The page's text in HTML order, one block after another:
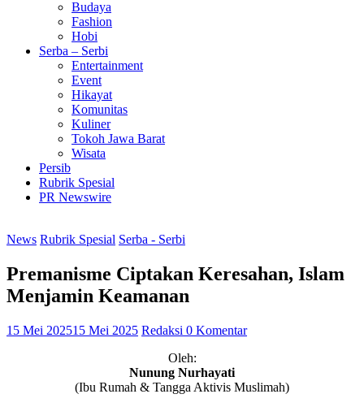
Budaya
Fashion
Hobi
Serba – Serbi
Entertainment
Event
Hikayat
Komunitas
Kuliner
Tokoh Jawa Barat
Wisata
Persib
Rubrik Spesial
PR Newswire
News Rubrik Spesial Serba - Serbi
Premanisme Ciptakan Keresahan, Islam
Menjamin Keamanan
15 Mei 202515 Mei 2025 Redaksi 0 Komentar
Oleh:
Nunung Nurhayati
(Ibu Rumah & Tangga Aktivis Muslimah)